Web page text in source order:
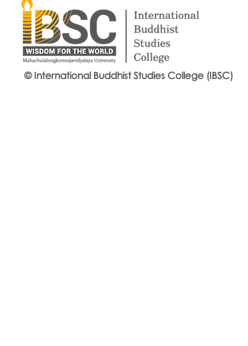
© International Buddhist Studies College (IBSC)